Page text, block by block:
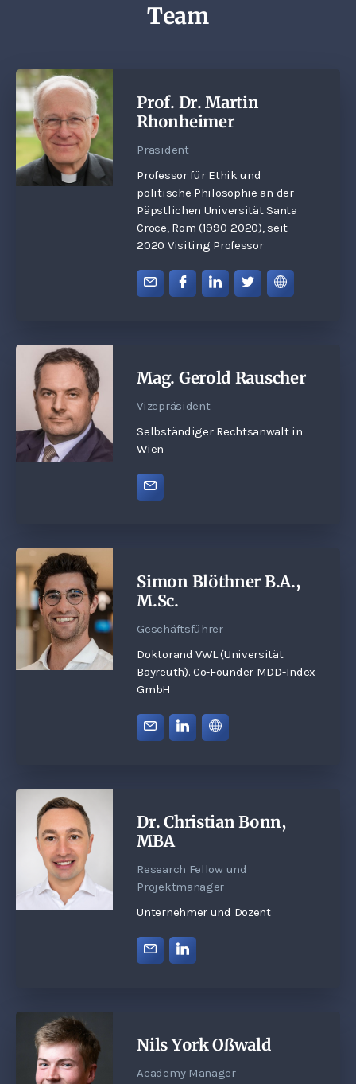
Team
Prof. Dr. Martin
Rhonheimer
Präsident
Professor für Ethik und
politische Philosophie an der
Päpstlichen Universität Santa
Croce, Rom (1990-2020), seit
2020 Visiting Professor
Mag. Gerold Rauscher
Vizepräsident
Selbständiger Rechtsanwalt in
Wien
Simon Blöthner B.A.,
M.Sc.
Geschäftsführer
Doktorand VWL (Universität
Bayreuth). Co-Founder MDD-Index
GmbH
Dr. Christian Bonn,
MBA
Research Fellow und
Projektmanager
Unternehmer und Dozent
Nils York Oßwald
Academy Manager